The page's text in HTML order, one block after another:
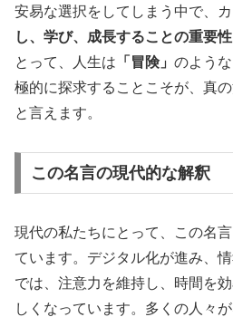
安易な選択をしてしまう中で、
し、学び、成長することの重要性
とって、人生は 「冒険」 のよう
極的に探求することこそが、真
と言えます。
この名言の現代的な解釈
現代の私たちにとって、この名
ています。デジタル化が進み、
では、注意力を維持し、時間を
しくなっています。多くの人々